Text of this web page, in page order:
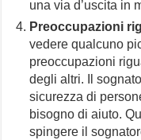
una via d’uscita in
Preoccupazioni
vedere qualcuno
preoccupazioni
degli altri. Il
sicurezza di
bisogno di aiuto.
spingere il